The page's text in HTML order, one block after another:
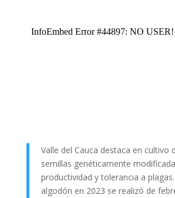
Valle del Cauca destaca en cultivo
semillas genéticamente
productividad y tolerancia a
algodón en 2023 se realizó de